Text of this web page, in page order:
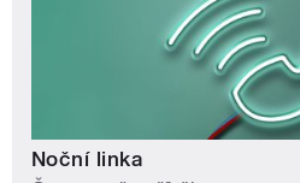
Noční linka